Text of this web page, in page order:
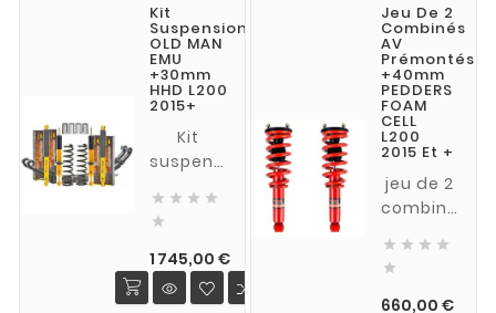
L200 2.4
DID à
partir de
2015
kget
plus)
pour
L200 2.4
DID à
partir de
2015
Kit
Suspension
OLD MAN
EMU
+30mm
HHD L200
2015+
Kit
suspension
EMU
rehausse
de
30mm
Extra
   

1 745,00 €Prix
Jeu De 2
Combinés
AV
Prémontés
+40mm
PEDDERS
FOAM
CELL
L200
2015 Et +
jeu de 2
combinés
prémontés
PEDDERS
FOAM
   

660,00 €Prix